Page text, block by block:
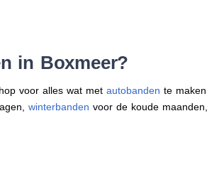
in Boxmeer?
voor alles wat met autobanden te
winterbanden voor de koude maanden,